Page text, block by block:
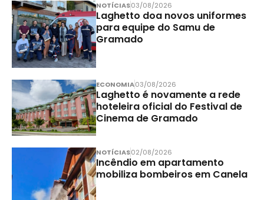
NOTÍCIAS03/08/2026
Laghetto doa novos uniformes
para equipe do Samu de
Gramado
ECONOMIA03/08/2026
Laghetto é novamente a rede
hoteleira oficial do Festival de
Cinema de Gramado
NOTÍCIAS02/08/2026
Incêndio em apartamento
mobiliza bombeiros em Canela